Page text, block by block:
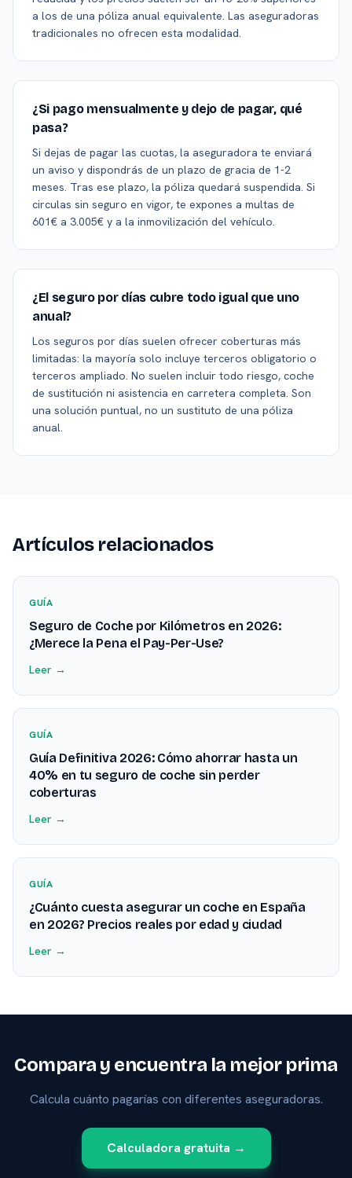
a los de una póliza anual equivalente. Las aseguradoras
tradicionales no ofrecen esta modalidad.
¿Si pago mensualmente y dejo de pagar, qué
pasa?
Si dejas de pagar las cuotas, la aseguradora te enviará
un aviso y dispondrás de un plazo de gracia de 1-2
meses. Tras ese plazo, la póliza quedará suspendida. Si
circulas sin seguro en vigor, te expones a multas de
601€ a 3.005€ y a la inmovilización del vehículo.
¿El seguro por días cubre todo igual que uno
anual?
Los seguros por días suelen ofrecer coberturas más
limitadas: la mayoría solo incluye terceros obligatorio o
terceros ampliado. No suelen incluir todo riesgo, coche
de sustitución ni asistencia en carretera completa. Son
una solución puntual, no un sustituto de una póliza
anual.
Artículos relacionados
GUÍA
Seguro de Coche por Kilómetros en 2026:
¿Merece la Pena el Pay-Per-Use?
Leer →
GUÍA
Guía Definitiva 2026: Cómo ahorrar hasta un
40% en tu seguro de coche sin perder
coberturas
Leer →
GUÍA
¿Cuánto cuesta asegurar un coche en España
en 2026? Precios reales por edad y ciudad
Leer →
Compara y encuentra la mejor prima
Calcula cuánto pagarías con diferentes aseguradoras.
Calculadora gratuita →